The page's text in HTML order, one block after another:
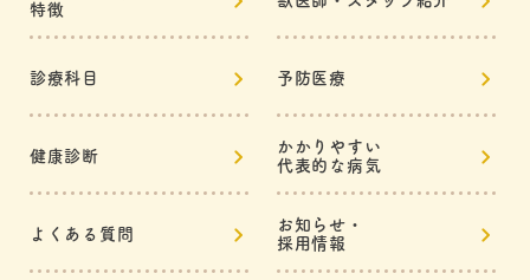
特徴
診療科目 予防医療
健康診断
かかりやすい
代表的な病気
よくある質問
お知らせ・
採用情報